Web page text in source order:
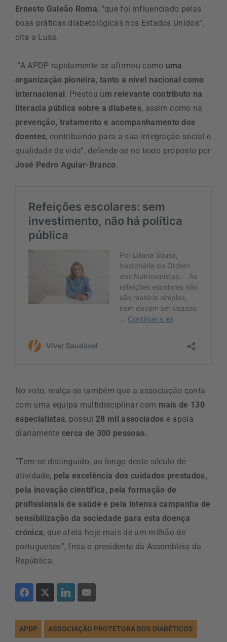
Ernesto Galeão Roma, “que foi influenciado pelas
boas práticas diabetológicas nos Estados Unidos”,
cita a Lusa.
“A APDP rapidamente se afirmou como uma
organização pioneira, tanto a nível nacional como
internacional. Prestou um relevante contributo na
literacia pública sobre a diabetes, assim como na
prevenção, tratamento e acompanhamento dos
doentes, contribuindo para a sua integração social e
qualidade de vida”, defende-se no texto proposto por
José Pedro Aguiar-Branco.
No voto, realça-se também que a associação conta
com uma equipa multidisciplinar com mais de 130
especialistas, possui28 mil associados e apoia
diariamente cerca de 300 pessoas.
“Tem-se distinguido, ao longo deste século de
atividade, pela excelência dos cuidados prestados,
pela inovação científica, pela formação de
profissionais de saúde e pela intensa campanha de
sensibilização da sociedade para esta doença
crónica, que afeta hoje mais de um milhão de
portugueses”, frisa o presidente da Assembleia da
República.
APDP ASSOCIAÇÃO PROTETORA DOS DIABÉTICOS